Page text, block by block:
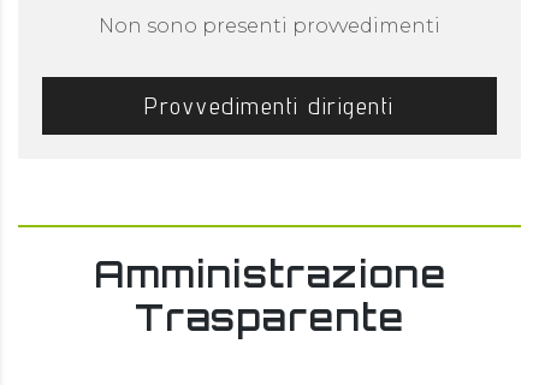
Non sono presenti provvedimenti
Provvedimenti dirigenti
Amministrazione
Trasparente